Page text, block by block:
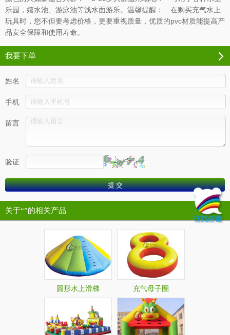
乐园，嬉水池、游泳池等浅水面游乐。温馨提醒： 在购买充气水上
玩具时，您不但要考虑价格，更要重视质量，优质的pvc材质能提高产
品安全保障和使用寿命。
我要下单
姓名
手机
留言
验证
关于“”的相关产品
圆形水上滑梯 充气母子圈